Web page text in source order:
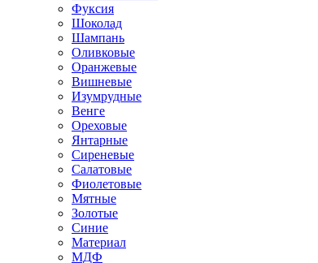
Фуксия
Шоколад
Шампань
Оливковые
Оранжевые
Вишневые
Изумрудные
Венге
Ореховые
Янтарные
Сиреневые
Салатовые
Фиолетовые
Мятные
Золотые
Синие
Материал
МДФ